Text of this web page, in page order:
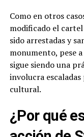
Como en otros
modificado el
sido arrestadas y
monumento, pese
sigue siendo una
involucra
cultural.
¿Por qué